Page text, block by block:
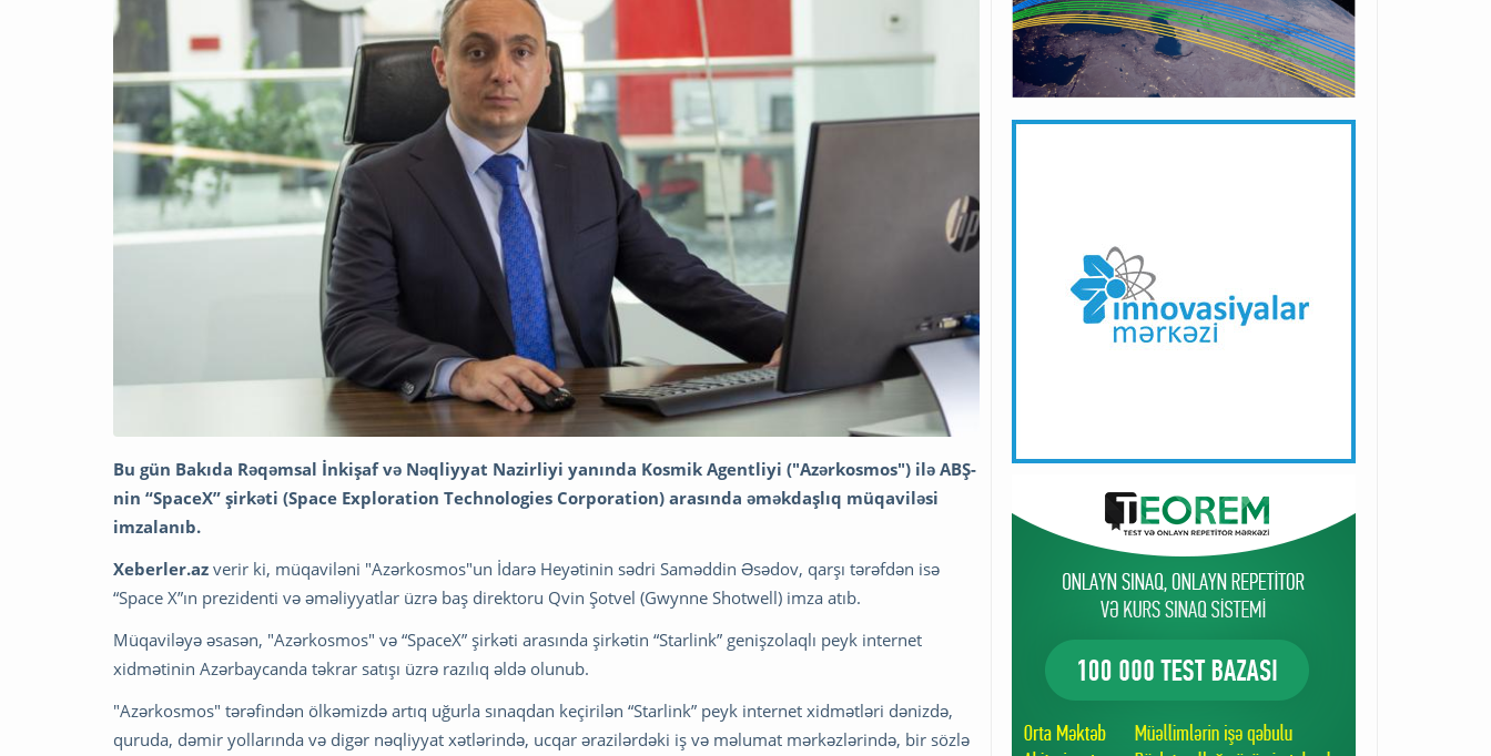
Bu gün Bakıda Rəqəmsal İnkişaf və Nəqliyyat Nazirliyi yanında Kosmik Agentliyi ("Azərkosmos") ilə ABŞ-
nin “SpaceX” şirkəti (Space Exploration Technologies Corporation) arasında əməkdaşlıq müqaviləsi
imzalanıb.
Xeberler.az verir ki, müqaviləni "Azərkosmos"un İdarə Heyətinin sədri Saməddin Əsədov, qarşı tərəfdən isə
“Space X”ın prezidenti və əməliyyatlar üzrə baş direktoru Qvin Şotvel (Gwynne Shotwell) imza atıb.
Müqaviləyə əsasən, "Azərkosmos" və “SpaceX” şirkəti arasında şirkətin “Starlink” genişzolaqlı peyk internet
xidmətinin Azərbaycanda təkrar satışı üzrə razılıq əldə olunub.
"Azərkosmos" tərəfindən ölkəmizdə artıq uğurla sınaqdan keçirilən “Starlink” peyk internet xidmətləri dənizdə,
quruda, dəmir yollarında və digər nəqliyyat xətlərində, ucqar ərazilərdəki iş və məlumat mərkəzlərində, bir sözlə